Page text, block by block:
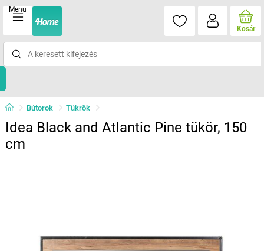
Menu
Kosár
Bútorok Tükrök
Idea Black and Atlantic Pine tükör, 150
cm